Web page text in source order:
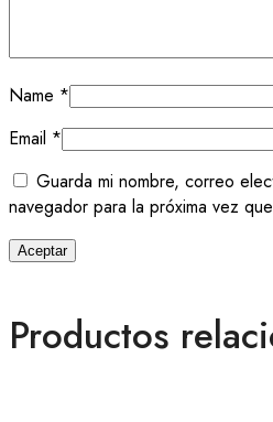
Name *
Email *
Guarda mi nombre, correo
navegador para la próxima vez
Productos